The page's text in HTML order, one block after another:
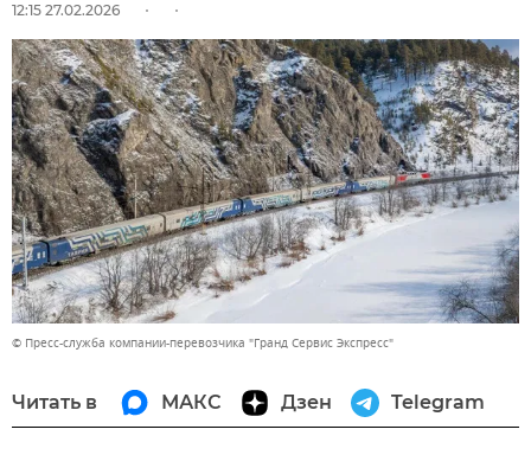
12:15 27.02.2026
© Пресс-служба компании-перевозчика "Гранд Сервис Экспресс"
Читать в МАКС Дзен Telegram